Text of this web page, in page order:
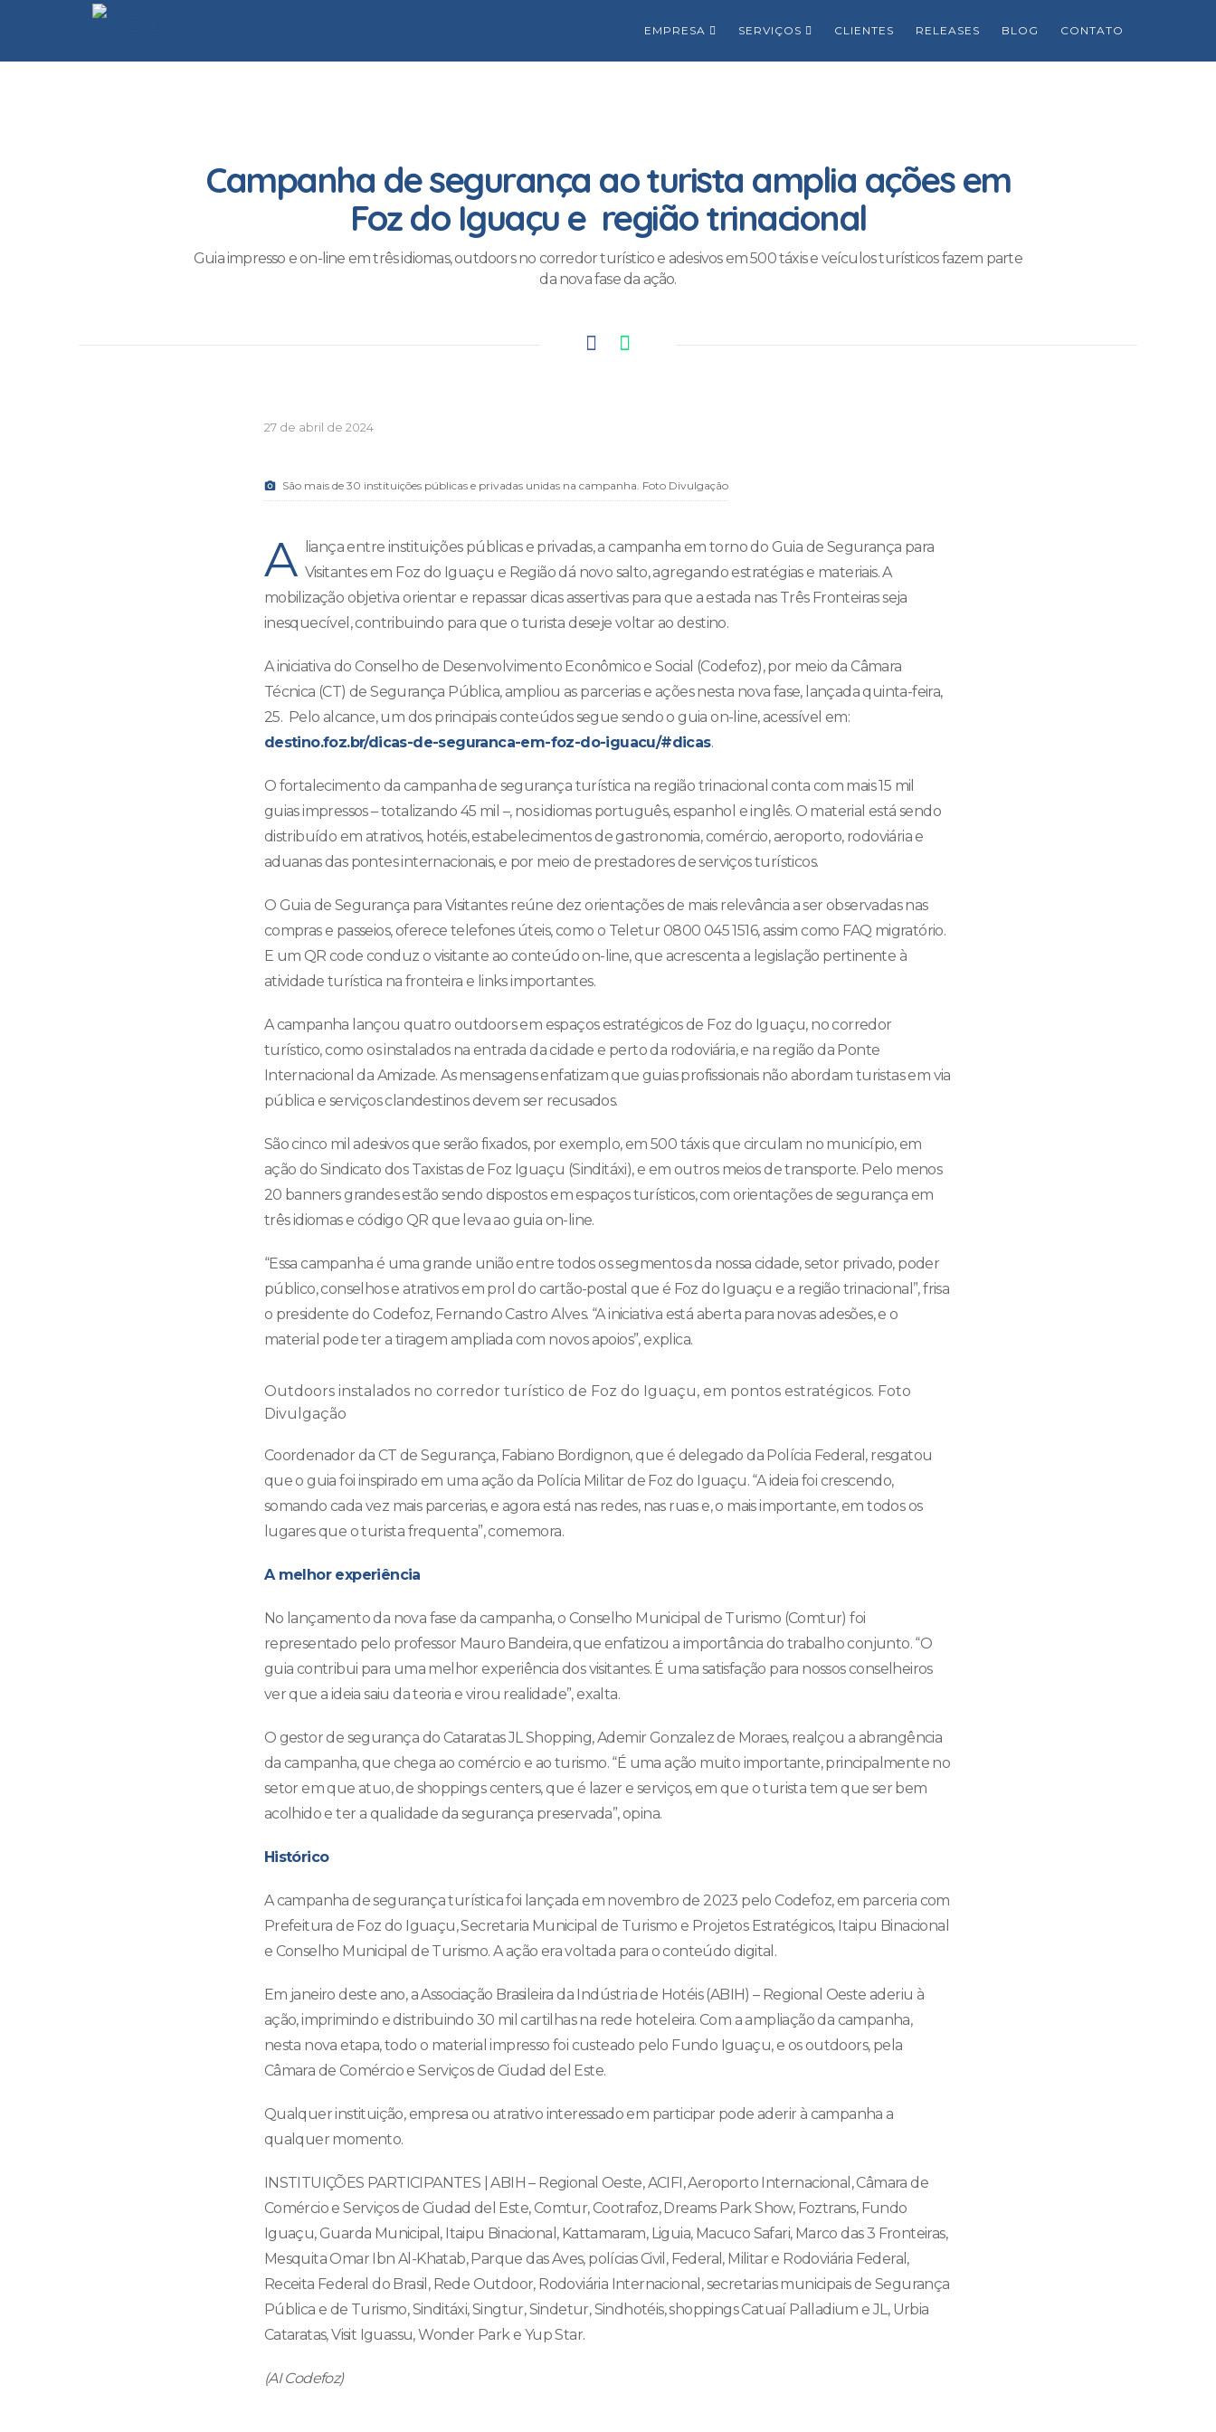
EMPRESA SERVIÇOS CLIENTES RELEASES BLOG CONTATO
Campanha de segurança ao turista amplia ações em
Foz do Iguaçu e região trinacional
Guia impresso e on-line em três idiomas, outdoors no corredor turístico e adesivos em 500 táxis e veículos turísticos fazem parte
da nova fase da ação.
27 de abril de 2024
São mais de 30 instituições públicas e privadas unidas na campanha. Foto Divulgação
A
liança entre instituições públicas e privadas, a campanha em torno do Guia de Segurança para
Visitantes em Foz do Iguaçu e Região dá novo salto, agregando estratégias e materiais. A
mobilização objetiva orientar e repassar dicas assertivas para que a estada nas Três Fronteiras seja
inesquecível, contribuindo para que o turista deseje voltar ao destino.
A iniciativa do Conselho de Desenvolvimento Econômico e Social (Codefoz), por meio da Câmara
Técnica (CT) de Segurança Pública, ampliou as parcerias e ações nesta nova fase, lançada quinta-feira,
25. Pelo alcance, um dos principais conteúdos segue sendo o guia on-line, acessível em:
destino.foz.br/dicas-de-seguranca-em-foz-do-iguacu/#dicas.
O fortalecimento da campanha de segurança turística na região trinacional conta com mais 15 mil
guias impressos – totalizando 45 mil –, nos idiomas português, espanhol e inglês. O material está sendo
distribuído em atrativos, hotéis, estabelecimentos de gastronomia, comércio, aeroporto, rodoviária e
aduanas das pontes internacionais, e por meio de prestadores de serviços turísticos.
O Guia de Segurança para Visitantes reúne dez orientações de mais relevância a ser observadas nas
compras e passeios, oferece telefones úteis, como o Teletur 0800 045 1516, assim como FAQ migratório.
E um QR code conduz o visitante ao conteúdo on-line, que acrescenta a legislação pertinente à
atividade turística na fronteira e links importantes.
A campanha lançou quatro outdoors em espaços estratégicos de Foz do Iguaçu, no corredor
turístico, como os instalados na entrada da cidade e perto da rodoviária, e na região da Ponte
Internacional da Amizade. As mensagens enfatizam que guias profissionais não abordam turistas em via
pública e serviços clandestinos devem ser recusados.
São cinco mil adesivos que serão fixados, por exemplo, em 500 táxis que circulam no município, em
ação do Sindicato dos Taxistas de Foz Iguaçu (Sinditáxi), e em outros meios de transporte. Pelo menos
20 banners grandes estão sendo dispostos em espaços turísticos, com orientações de segurança em
três idiomas e código QR que leva ao guia on-line.
“Essa campanha é uma grande união entre todos os segmentos da nossa cidade, setor privado, poder
público, conselhos e atrativos em prol do cartão-postal que é Foz do Iguaçu e a região trinacional”, frisa
o presidente do Codefoz, Fernando Castro Alves. “A iniciativa está aberta para novas adesões, e o
material pode ter a tiragem ampliada com novos apoios”, explica.
Outdoors instalados no corredor turístico de Foz do Iguaçu, em pontos estratégicos. Foto
Divulgação
Coordenador da CT de Segurança, Fabiano Bordignon, que é delegado da Polícia Federal, resgatou
que o guia foi inspirado em uma ação da Polícia Militar de Foz do Iguaçu. “A ideia foi crescendo,
somando cada vez mais parcerias, e agora está nas redes, nas ruas e, o mais importante, em todos os
lugares que o turista frequenta”, comemora.
A melhor experiência
No lançamento da nova fase da campanha, o Conselho Municipal de Turismo (Comtur) foi
representado pelo professor Mauro Bandeira, que enfatizou a importância do trabalho conjunto. “O
guia contribui para uma melhor experiência dos visitantes. É uma satisfação para nossos conselheiros
ver que a ideia saiu da teoria e virou realidade”, exalta.
O gestor de segurança do Cataratas JL Shopping, Ademir Gonzalez de Moraes, realçou a abrangência
da campanha, que chega ao comércio e ao turismo. “É uma ação muito importante, principalmente no
setor em que atuo, de shoppings centers, que é lazer e serviços, em que o turista tem que ser bem
acolhido e ter a qualidade da segurança preservada”, opina.
Histórico
A campanha de segurança turística foi lançada em novembro de 2023 pelo Codefoz, em parceria com
Prefeitura de Foz do Iguaçu, Secretaria Municipal de Turismo e Projetos Estratégicos, Itaipu Binacional
e Conselho Municipal de Turismo. A ação era voltada para o conteúdo digital.
Em janeiro deste ano, a Associação Brasileira da Indústria de Hotéis (ABIH) – Regional Oeste aderiu à
ação, imprimindo e distribuindo 30 mil cartilhas na rede hoteleira. Com a ampliação da campanha,
nesta nova etapa, todo o material impresso foi custeado pelo Fundo Iguaçu, e os outdoors, pela
Câmara de Comércio e Serviços de Ciudad del Este.
Qualquer instituição, empresa ou atrativo interessado em participar pode aderir à campanha a
qualquer momento.
INSTITUIÇÕES PARTICIPANTES | ABIH – Regional Oeste, ACIFI, Aeroporto Internacional, Câmara de
Comércio e Serviços de Ciudad del Este, Comtur, Cootrafoz, Dreams Park Show, Foztrans, Fundo
Iguaçu, Guarda Municipal, Itaipu Binacional, Kattamaram, Liguia, Macuco Safari, Marco das 3 Fronteiras,
Mesquita Omar Ibn Al-Khatab, Parque das Aves, polícias Civil, Federal, Militar e Rodoviária Federal,
Receita Federal do Brasil, Rede Outdoor, Rodoviária Internacional, secretarias municipais de Segurança
Pública e de Turismo, Sinditáxi, Singtur, Sindetur, Sindhotéis, shoppings Catuaí Palladium e JL, Urbia
Cataratas, Visit Iguassu, Wonder Park e Yup Star.
(AI Codefoz)